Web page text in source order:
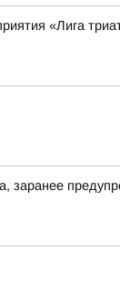
«Лига
заранее